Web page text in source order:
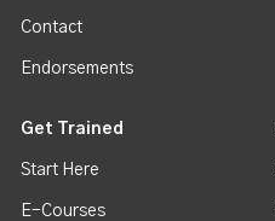
Contact
Endorsements
Get Trained
Start Here
E-Courses